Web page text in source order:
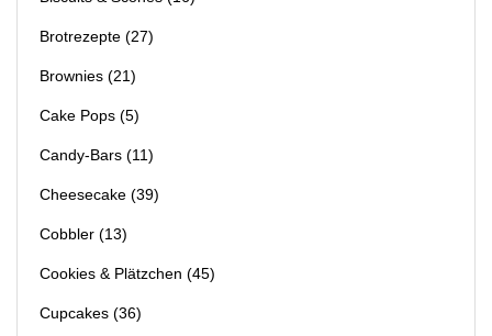
Brotrezepte (27)
Brownies (21)
Cake Pops (5)
Candy-Bars (11)
Cheesecake (39)
Cobbler (13)
Cookies & Plätzchen (45)
Cupcakes (36)